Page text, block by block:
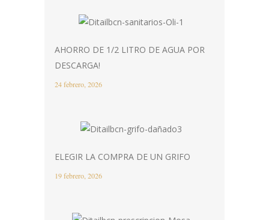
AHORRO DE 1/2 LITRO DE AGUA POR
DESCARGA!
24 febrero, 2026
ELEGIR LA COMPRA DE UN GRIFO
19 febrero, 2026